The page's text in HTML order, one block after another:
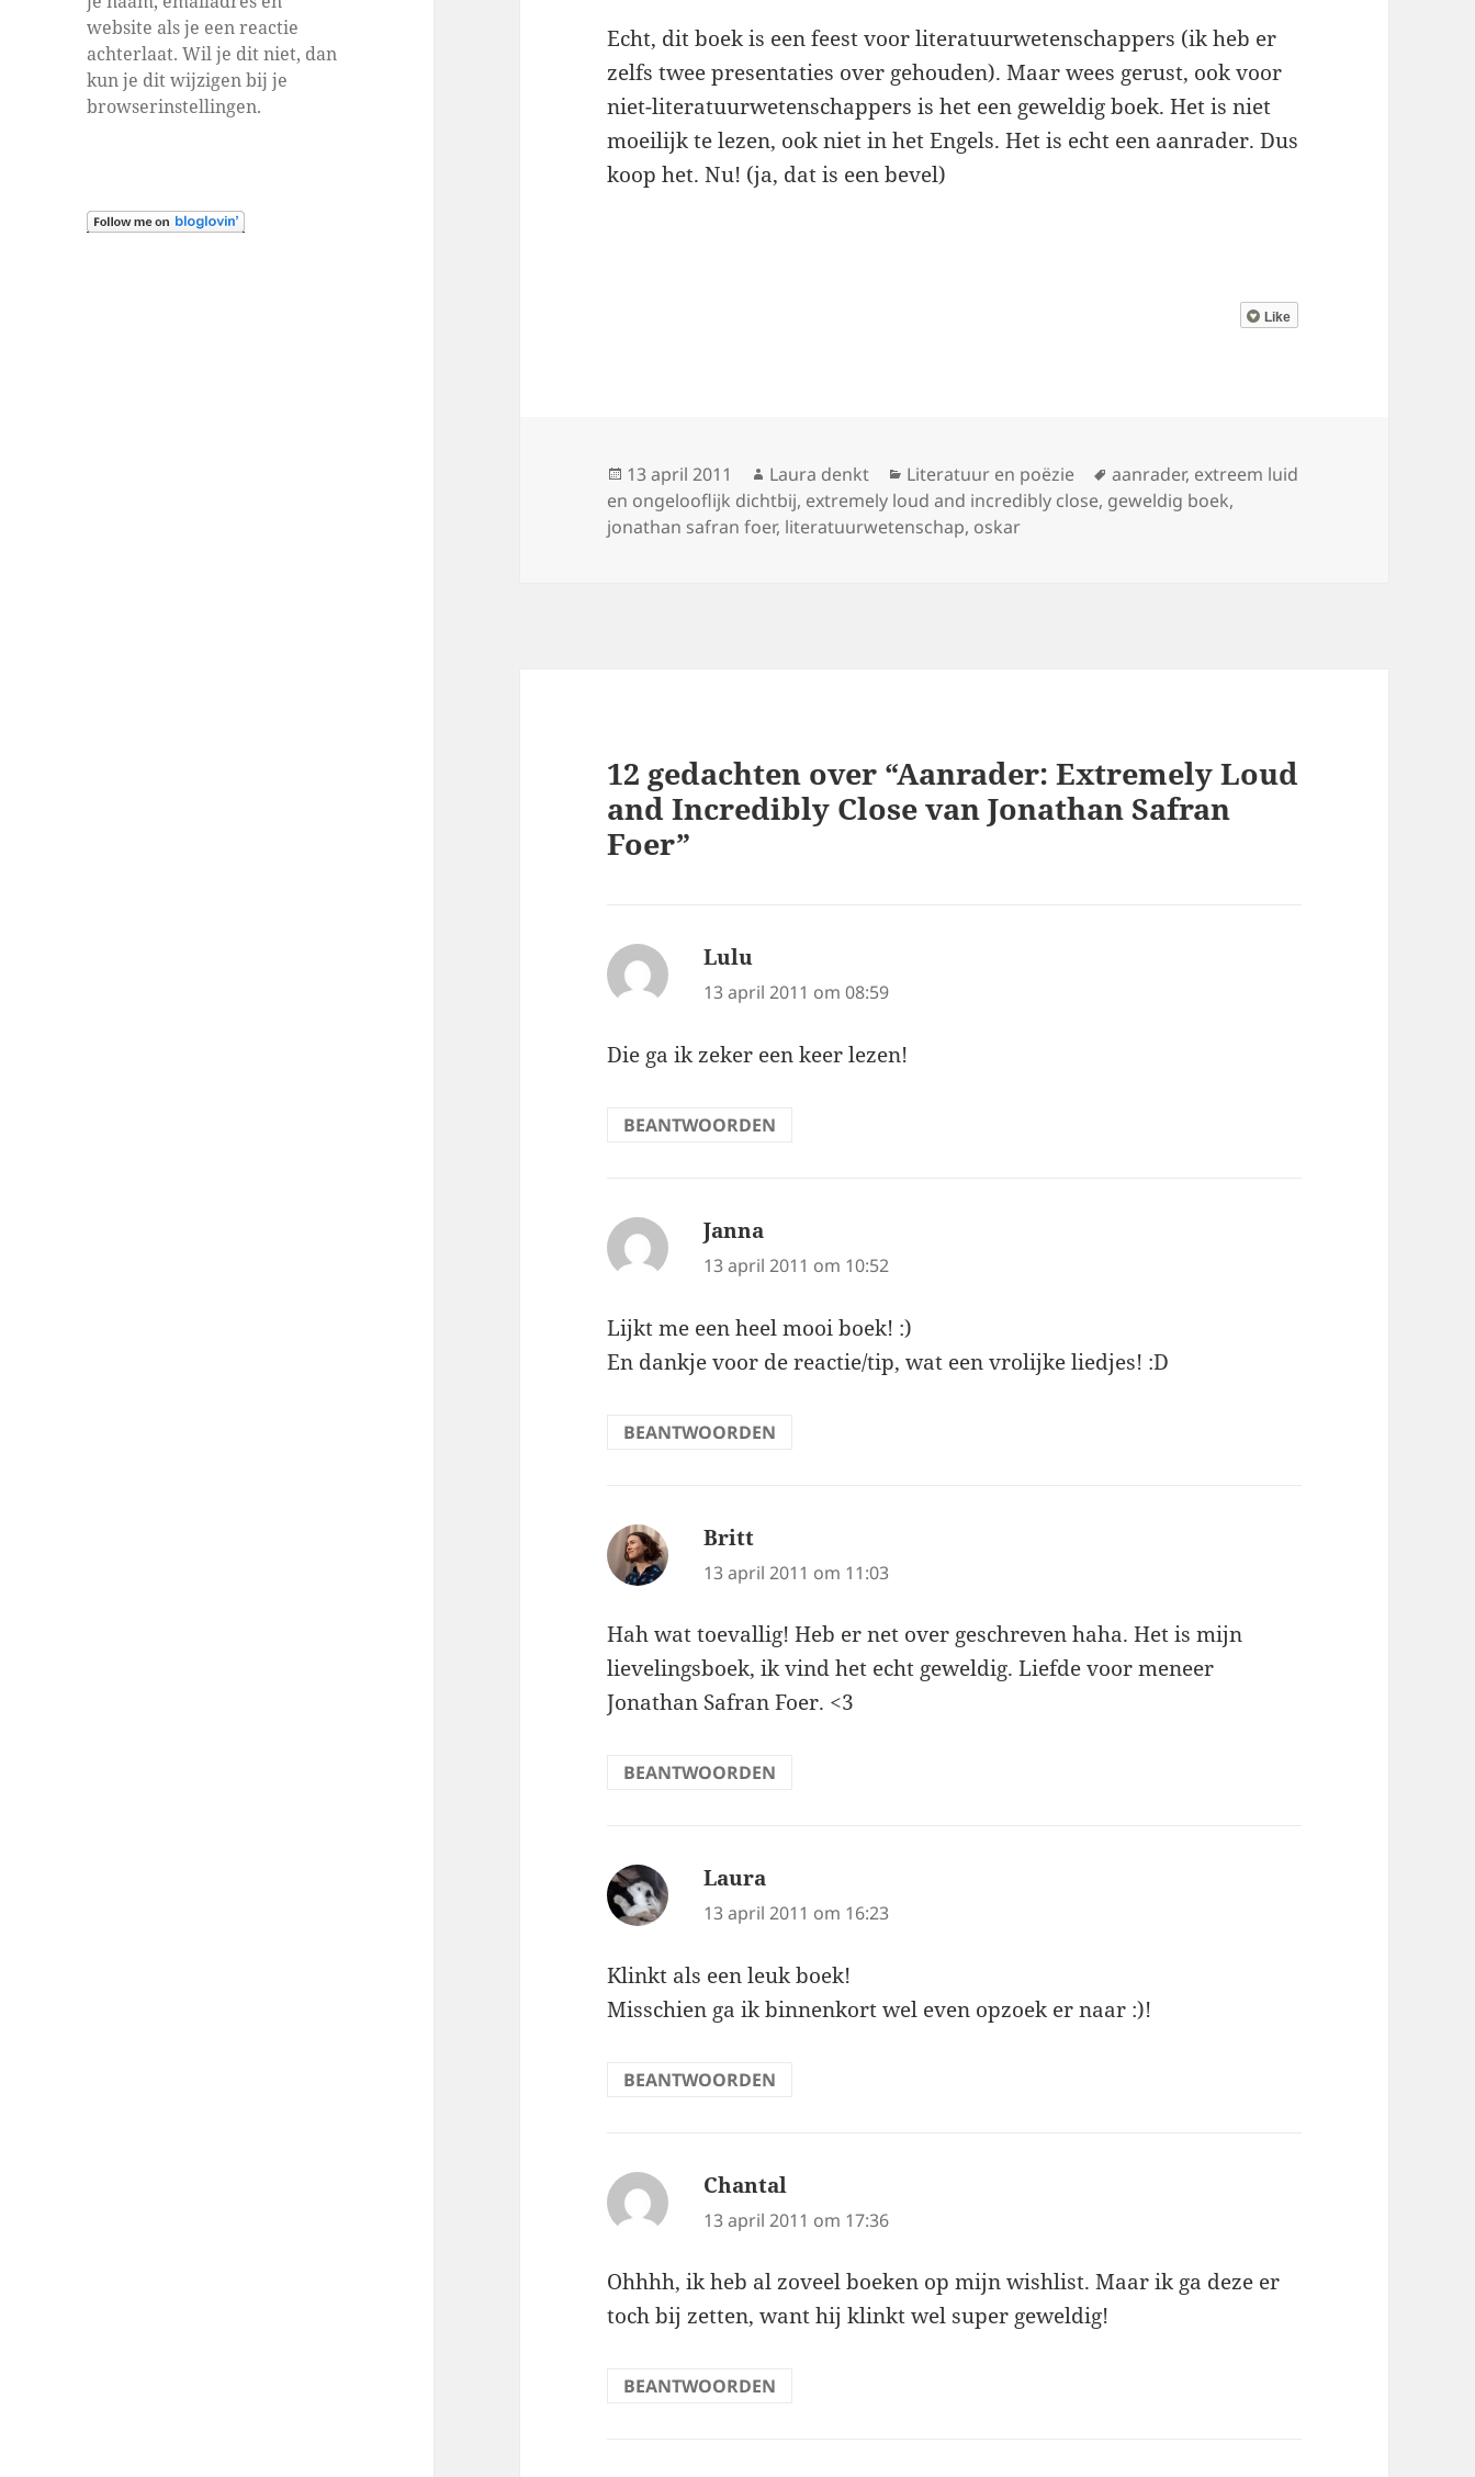
website als je een reactie
achterlaat. Wil je dit niet, dan
kun je dit wijzigen bij je
browserinstellingen.
Echt, dit boek is een feest voor literatuurwetenschappers (ik heb er
zelfs twee presentaties over gehouden). Maar wees gerust, ook voor
niet-literatuurwetenschappers is het een geweldig boek. Het is niet
moeilijk te lezen, ook niet in het Engels. Het is echt een aanrader. Dus
koop het. Nu! (ja, dat is een bevel)
Like
Geplaatst
op
13 april 2011 Auteur
Laura denkt Categorieën
Literatuur en poëzie Tags
aanrader, extreem luid
en ongelooflijk dichtbij, extremely loud and incredibly close, geweldig boek,
jonathan safran foer, literatuurwetenschap, oskar
12 gedachten over “Aanrader: Extremely Loud
and Incredibly Close van Jonathan Safran
Foer”
Lulu
13 april 2011 om 08:59
Die ga ik zeker een keer lezen!
BEANTWOORDEN
Janna
13 april 2011 om 10:52
Lijkt me een heel mooi boek! :)
En dankje voor de reactie/tip, wat een vrolijke liedjes! :D
BEANTWOORDEN
Britt
13 april 2011 om 11:03
Hah wat toevallig! Heb er net over geschreven haha. Het is mijn
lievelingsboek, ik vind het echt geweldig. Liefde voor meneer
Jonathan Safran Foer. <3
BEANTWOORDEN
Laura
13 april 2011 om 16:23
Klinkt als een leuk boek!
Misschien ga ik binnenkort wel even opzoek er naar :)!
BEANTWOORDEN
Chantal
13 april 2011 om 17:36
Ohhhh, ik heb al zoveel boeken op mijn wishlist. Maar ik ga deze er
toch bij zetten, want hij klinkt wel super geweldig!
BEANTWOORDEN